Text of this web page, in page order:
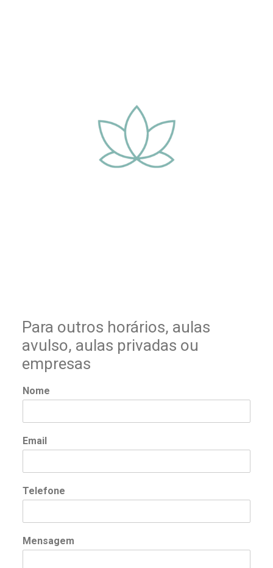
Para outros horários, aulas
avulso, aulas privadas ou
empresas
Nome
Email
Telefone
Mensagem